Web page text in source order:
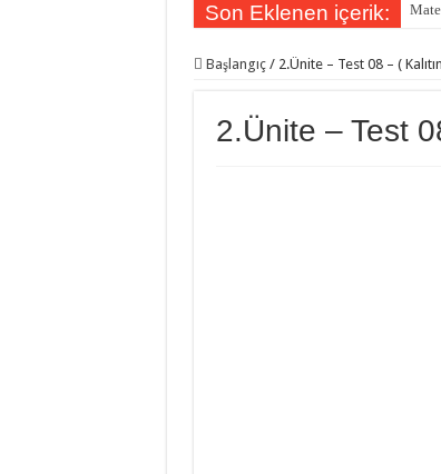
Son Eklenen içerik:
Başlangıç / 2.Ünite – Test 08 – (
2.Ünite – Test